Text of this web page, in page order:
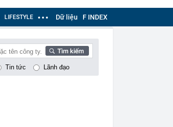
LIFESTYLE Dữ liệu F INDEX
Tin tức Lãnh đạo